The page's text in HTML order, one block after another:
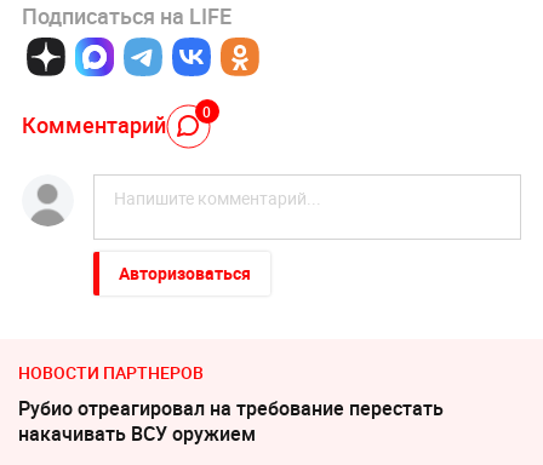
Подписаться на LIFE
Комментарий 0
Авторизоваться
НОВОСТИ ПАРТНЕРОВ
Рубио отреагировал на требование перестать
накачивать ВСУ оружием